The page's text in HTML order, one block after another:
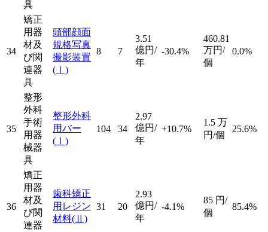
具
34
矯正
用器
材及
び関
連器
具
頭部顔面
規格写真
撮影装置
(Ⅰ)
8 7
3.51
億円/
年
-30.4%
460.81
万円/
個
0.0%
35
整形
外科
手術
用器
械器
具
整形外科
用バー
(Ⅰ)
104 34
2.97
億円/
年
+10.7%
1.5 万
円/個
25.6%
36
矯正
用器
材及
び関
連器
歯科矯正
用レジン
材料(Ⅱ)
31 20
2.93
億円/
年
-4.1%
85 円/
個
85.4%